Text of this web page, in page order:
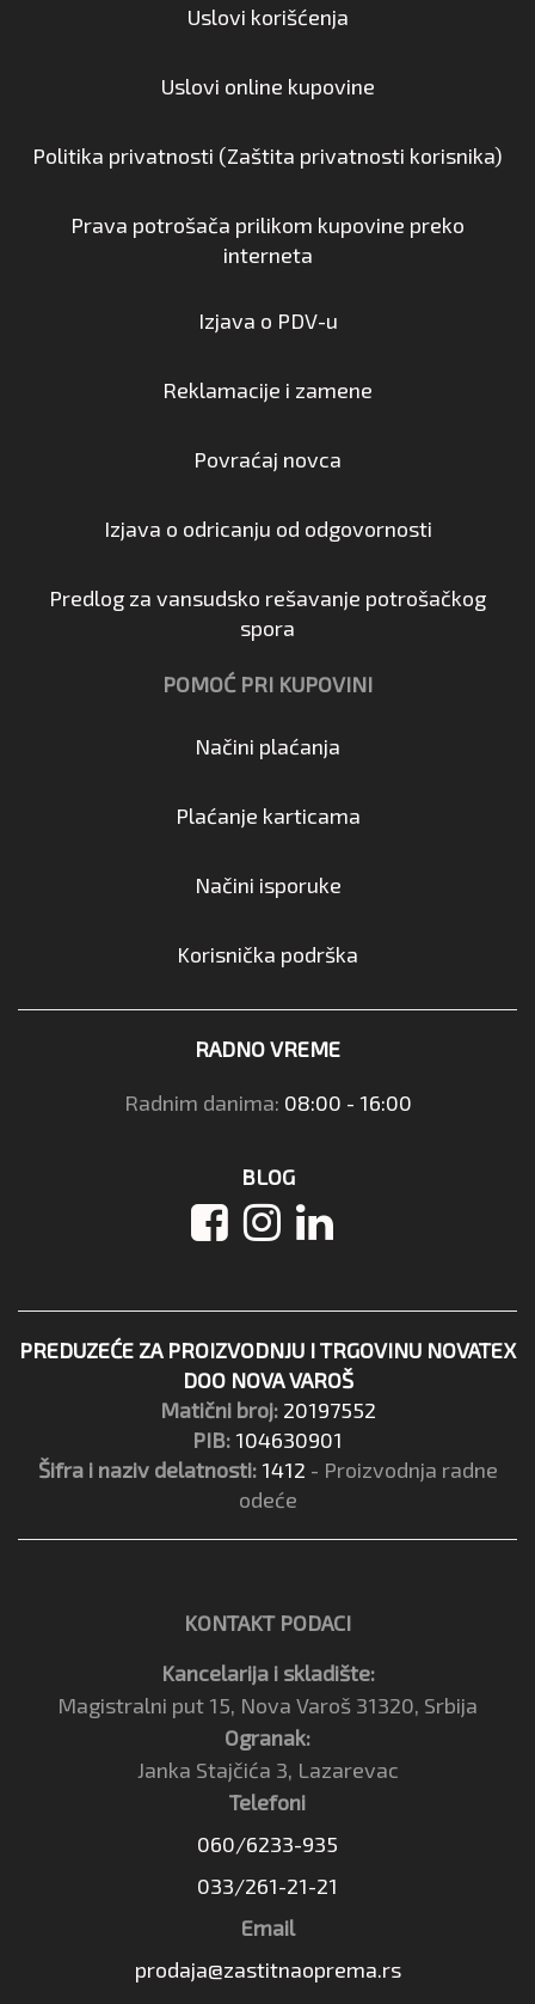
Uslovi korišćenja
Uslovi online kupovine
Politika privatnosti (Zaštita privatnosti korisnika)
Prava potrošača prilikom kupovine preko
interneta
Izjava o PDV-u
Reklamacije i zamene
Povraćaj novca
Izjava o odricanju od odgovornosti
Predlog za vansudsko rešavanje potrošačkog
spora
POMOĆ PRI KUPOVINI
Načini plaćanja
Plaćanje karticama
Načini isporuke
Korisnička podrška
RADNO VREME
Radnim danima: 08:00 - 16:00
BLOG
PREDUZEĆE ZA PROIZVODNJU I TRGOVINU NOVATEX
DOO NOVA VAROŠ
Matični broj: 20197552
PIB: 104630901
Šifra i naziv delatnosti: 1412 - Proizvodnja radne
odeće
KONTAKT PODACI
Kancelarija i skladište:
Magistralni put 15, Nova Varoš 31320, Srbija
Ogranak:
Janka Stajčića 3, Lazarevac
Telefoni
060/6233-935
033/261-21-21
Email
prodaja@zastitnaoprema.rs